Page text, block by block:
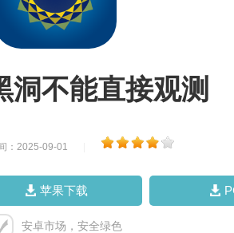
洞不能直接观测
：2025-09-01
苹果下载
安卓市场，安全绿色